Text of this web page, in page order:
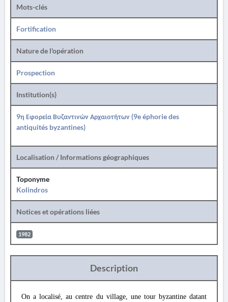
Mots-clés
Fortification
Nature de l'opération
Prospection
Institution(s)
9η Εφορεία Βυζαντινών Αρχαιοτήτων (9e éphorie des
antiquités byzantines)
Localisation / Informations géographiques
Toponyme
Kolindros
Notices et opérations liées
1982
Description
On a localisé, au centre du village, une tour byzantine datant